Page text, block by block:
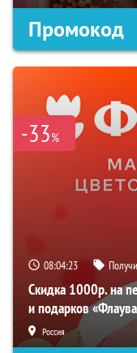
Промокод
-33%
08:04:22
Скидка 1000р. на
и подарков
Россия